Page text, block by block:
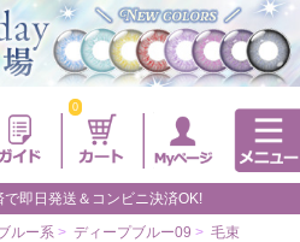
0
即日発送＆コンビニ決済OK!
ルー系 > ディープブルー09 > 毛束